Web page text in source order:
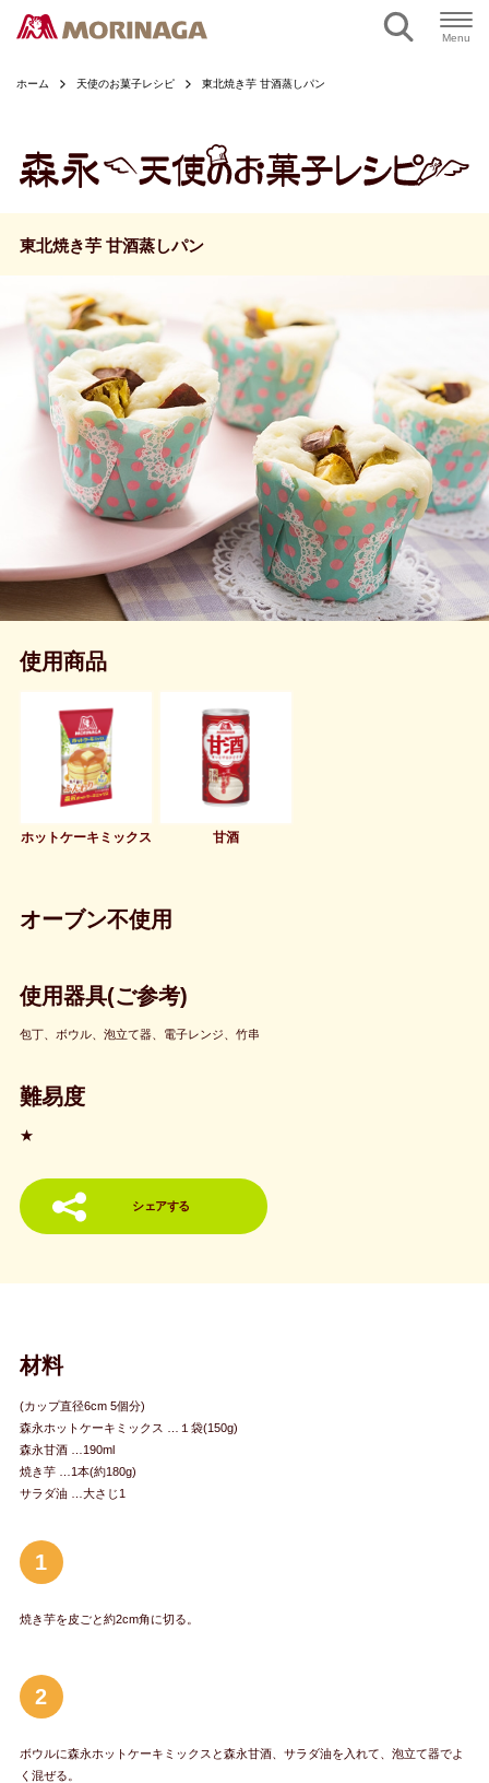
Menu
ホーム 天使のお菓子レシピ 東北焼き芋 甘酒蒸しパン
東北焼き芋 甘酒蒸しパン
使用商品
ホットケーキミックス 甘酒
オーブン不使用
使用器具(ご参考)
包丁、ボウル、泡立て器、電子レンジ、竹串
難易度
★
シェアする
材料
(カップ直径6cm 5個分)
森永ホットケーキミックス …１袋(150g)
森永甘酒 …190ml
焼き芋 …1本(約180g)
サラダ油 …大さじ1
1
焼き芋を皮ごと約2cm角に切る。
2
ボウルに森永ホットケーキミックスと森永甘酒、サラダ油を入れて、泡立て器でよ
く混ぜる。